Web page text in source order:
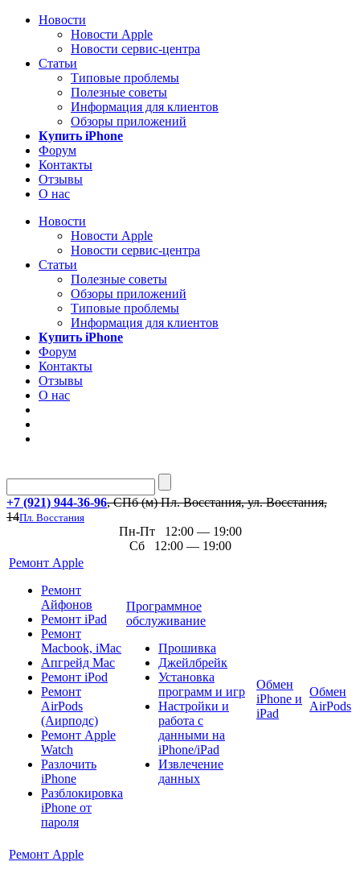
Новости
Новости Apple
Новости сервис-центра
Статьи
Типовые проблемы
Полезные советы
Информация для клиентов
Обзоры приложений
Купить iPhone
Форум
Контакты
Отзывы
О нас
Новости
Новости Apple
Новости сервис-центра
Статьи
Полезные советы
Обзоры приложений
Типовые проблемы
Информация для клиентов
Купить iPhone
Форум
Контакты
Отзывы
О нас
+7 (921) 944-36-96, СПб (м) Пл. Восстания, ул. Восстания,
14Пл. Восстания
Пн-Пт 12:00 — 19:00
Сб 12:00 — 19:00
Ремонт Apple
Ремонт
Айфонов
Ремонт iPad
Ремонт
Macbook, iMac
Апгрейд Mac
Ремонт iPod
Ремонт
AirPods
(Аирподс)
Ремонт Apple
Watch
Разлочить
iPhone
Разблокировка
iPhone от
пароля
Программное
обслуживание
Прошивка
Джейлбрейк
Установка
программ и игр
Настройки и
работа с
данными на
iPhone/iPad
Извлечение
данных
Обмен
iPhone и
iPad
Обмен
AirPods
Ремонт Apple